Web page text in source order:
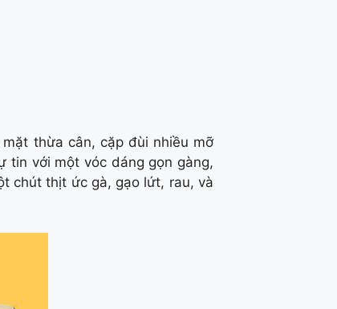
thừa cân, cặp đùi nhiều mỡ
tin với một vóc dáng gọn gàng,
chút thịt ức gà, gạo lứt, rau, và